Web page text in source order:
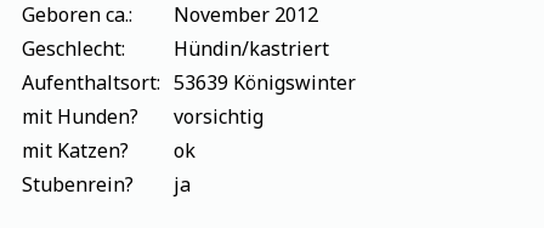
Geboren ca.:
November 2012
Geschlecht:
Hündin/kastriert
Aufenthaltsort: 53639 Königswinter
mit Hunden?
vorsichtig
mit Katzen?
ok
Stubenrein?
ja